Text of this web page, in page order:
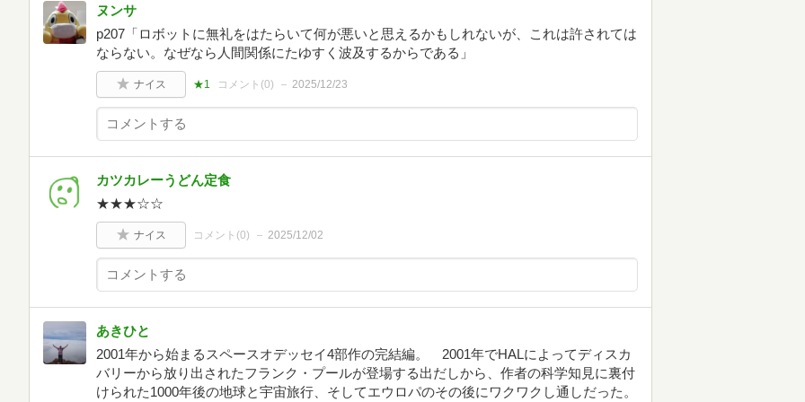
ヌンサ
p207「ロボットに無礼をはたらいて何が悪いと思えるかもしれないが、これは許されては
ならない。なぜなら人間関係にたゆすく波及するからである」
ナイス ★1 コメント(0) 2025/12/23
カツカレーうどん定食
★★★☆☆
ナイス コメント(0) 2025/12/02
あきひと
2001年から始まるスペースオデッセイ4部作の完結編。 2001年でHALによってディスカ
バリーから放り出されたフランク・プールが登場する出だしから、作者の科学知見に裏付
けられた1000年後の地球と宇宙旅行、そしてエウロパのその後にワクワクし通しだった。